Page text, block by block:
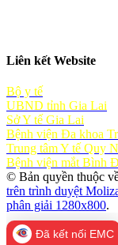
Liên kết Website
Bộ y tế
UBND tỉnh Gia Lai
Sở Y tế Gia Lai
Bệnh viện Đa khoa
Trung tâm Y tế Quy
Bệnh viện mắt Bình
© Bản quyền thuộc
trên trình duyệt
phân giải 1280x800.
Đã kết nối EMC